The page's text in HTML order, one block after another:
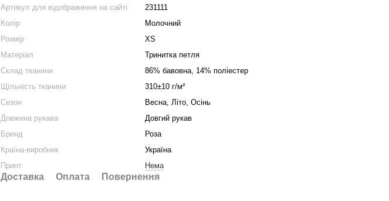
Артикул для відображення на сайті
231111
Колір
Молочний
Розмір
XS
Матеріал
Тринитка петля
Склад тканини
86% бавовна, 14% поліестер
Щільність тканини
310±10 г/м²
Сезон
Весна, Літо, Осінь
Довжина рукава
Довгий рукав
Бренд
Роза
Країна-виробник
Україна
Принт
Нема
Доставка Оплата Повернення